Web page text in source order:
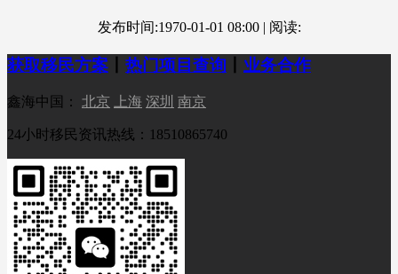
发布时间:1970-01-01 08:00 | 阅读:
获取移民方案 热门项目查询 业务合作
鑫海中国： 北京 上海 深圳 南京
24小时移民资讯热线：18510865740